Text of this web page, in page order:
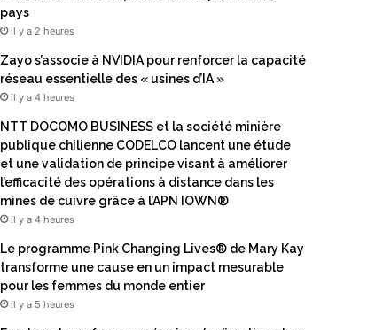
pays
il y a 2 heures
Zayo s’associe à NVIDIA pour renforcer la capacité
réseau essentielle des « usines d’IA »
il y a 4 heures
NTT DOCOMO BUSINESS et la société minière
publique chilienne CODELCO lancent une étude
et une validation de principe visant à améliorer
l’efficacité des opérations à distance dans les
mines de cuivre grâce à l’APN IOWN®
il y a 4 heures
Le programme Pink Changing Lives® de Mary Kay
transforme une cause en un impact mesurable
pour les femmes du monde entier
il y a 5 heures